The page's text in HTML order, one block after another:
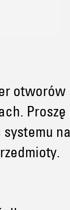
otworów
Proszę
systemu